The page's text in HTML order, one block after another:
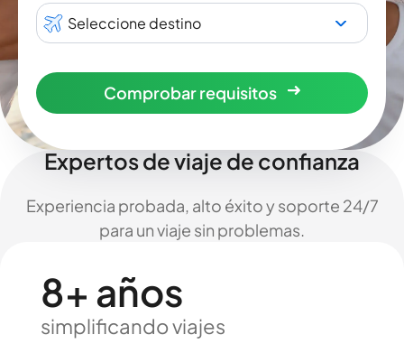
Seleccione destino
Comprobar requisitos
Expertos de viaje de confianza
Experiencia probada, alto éxito y soporte 24/7
para un viaje sin problemas.
8+ años
simplificando viajes